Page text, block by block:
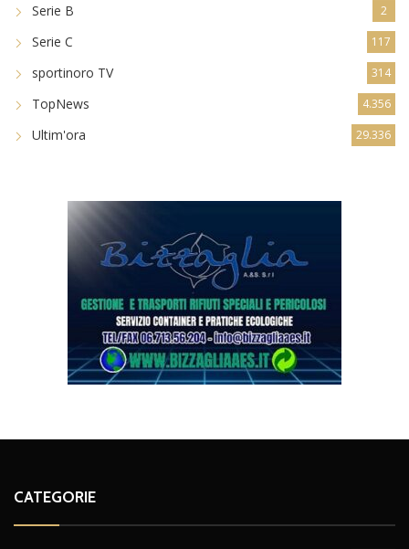
Serie B 2
Serie C 117
sportinoro TV 314
TopNews 4.356
Ultim'ora 29.336
CATEGORIE